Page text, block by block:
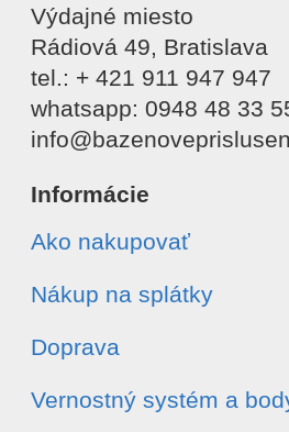
Výdajné miesto
Rádiová 49, Bratislava
tel.: + 421 911 947 947
whatsapp: 0948 48 33
Informácie
Ako nakupovať
Nákup na splátky
Doprava
Vernostný systém a